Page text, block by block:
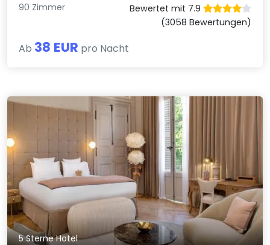
90 Zimmer
Bewertet mit 7.9
(3058 Bewertungen)
Ab 38 EUR pro Nacht
5 Sterne Hotel